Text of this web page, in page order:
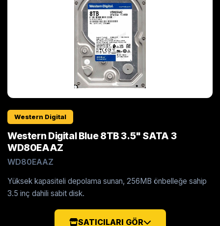
Western Digital
Western Digital Blue 8TB 3.5" SATA 3
WD80EAAZ
WD80EAAZ
Yüksek kapasiteli depolama sunan, 256MB önbelleğe sahip
3.5 inç dahili sabit disk.
SATICILARI GÖR